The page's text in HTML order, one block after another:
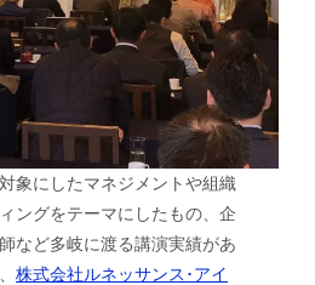
象にしたマネジメントや組織
ングをテーマにしたもの、企
など多岐に渡る講演実績があ
株式会社ルネッサンス･アイ